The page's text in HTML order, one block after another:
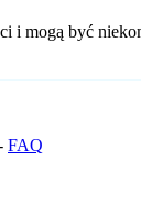
i mogą być
FAQ